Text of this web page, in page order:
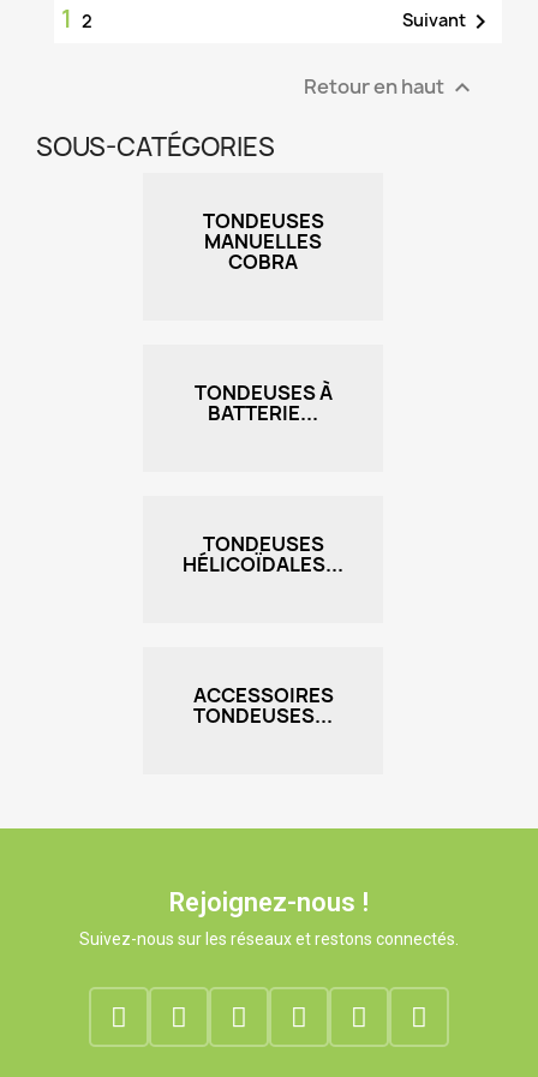
1 2 Suivant 
Retour en haut 
SOUS-CATÉGORIES
TONDEUSES
MANUELLES
COBRA
TONDEUSES À
BATTERIE...
TONDEUSES
HÉLICOÏDALES...
ACCESSOIRES
TONDEUSES...
Rejoignez-nous !
Suivez-nous sur les réseaux et restons connectés.